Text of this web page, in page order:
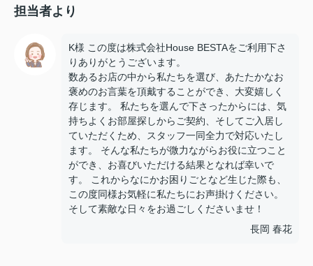
担当者より
K様 この度は株式会社House BESTAをご利用下さ
りありがとうございます。
数あるお店の中から私たちを選び、あたたかなお
褒めのお言葉を頂戴することができ、大変嬉しく
存じます。 私たちを選んで下さったからには、気
持ちよくお部屋探しからご契約、そしてご入居し
ていただくため、スタッフ一同全力で対応いたし
ます。 そんな私たちが微力ながらお役に立つこと
ができ、お喜びいただける結果となれば幸いで
す。 これからなにかお困りごとなど生じた際も、
この度同様お気軽に私たちにお声掛けください。
そして素敵な日々をお過ごしくださいませ！
長岡 春花